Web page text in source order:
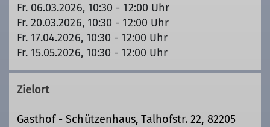
Fr. 06.03.2026, 10:30 - 12:00 Uhr
Fr. 20.03.2026, 10:30 - 12:00 Uhr
Fr. 17.04.2026, 10:30 - 12:00 Uhr
Fr. 15.05.2026, 10:30 - 12:00 Uhr
Zielort
Gasthof - Schützenhaus, Talhofstr. 22, 82205